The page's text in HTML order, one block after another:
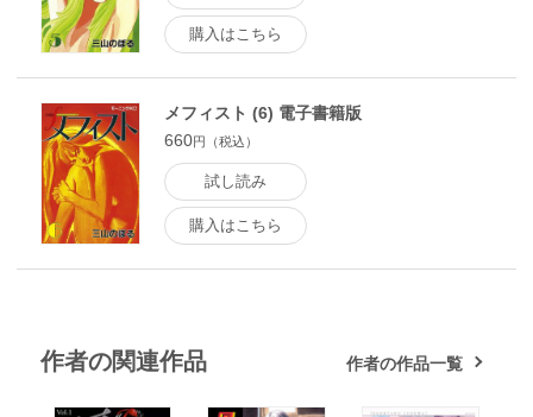
購入はこちら
メフィスト (6) 電子書籍版
660円（税込）
試し読み
購入はこちら
作者の関連作品 作者の作品一覧